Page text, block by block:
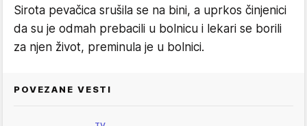
Sirota pevačica srušila se na bini, a uprkos činjenici
da su je odmah prebacili u bolnicu i lekari se borili
za njen život, preminula je u bolnici.
POVEZANE VESTI